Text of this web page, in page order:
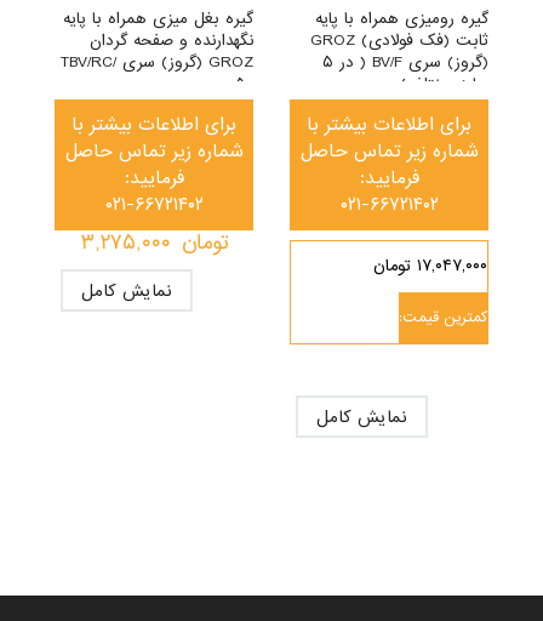
گیره بغل میزی همراه با پایه
نگهدارنده و صفحه گردان
GROZ (گروز) سری TBV/RC/
۵۰
برای اطلاعات بیشتر با
شماره زیر تماس حاصل
فرمایید:
۰۲۱-۶۶۷۲۱۴۰۲
۳,۲۷۵,۰۰۰ تومان
نمایش کامل
گیره رومیزی همراه با پایه
ثابت (فک فولادی) GROZ
(گروز) سری BV/F ( در ۵
سایز مختلف)
برای اطلاعات بیشتر با
شماره زیر تماس حاصل
فرمایید:
۰۲۱-۶۶۷۲۱۴۰۲
۱۷,۰۴۷,۰۰۰ تومان
کمترین قیمت:
نمایش کامل